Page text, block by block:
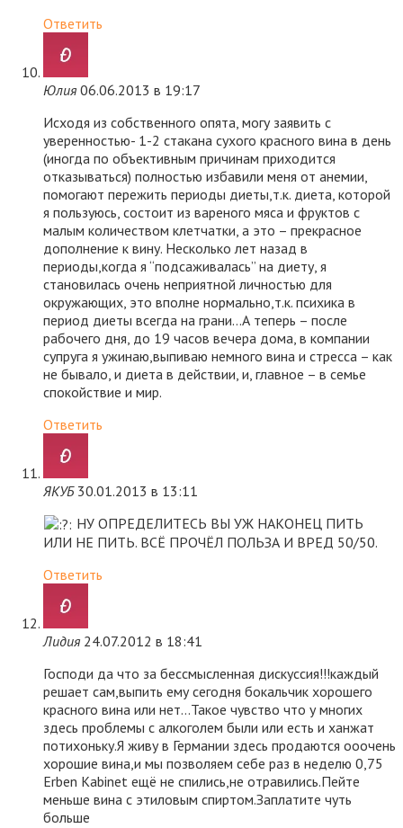
Ответить
Юлия 06.06.2013 в 19:17
Исходя из собственного опята, могу заявить с
уверенностью- 1-2 стакана сухого красного вина в день
(иногда по объективным причинам приходится
отказываться) полностью избавили меня от анемии,
помогают пережить периоды диеты,т.к. диета, которой
я пользуюсь, состоит из вареного мяса и фруктов с
малым количеством клетчатки, а это – прекрасное
дополнение к вину. Несколько лет назад в
периоды,когда я “подсаживалась” на диету, я
становилась очень неприятной личностью для
окружающих, это вполне нормально,т.к. психика в
период диеты всегда на грани…А теперь – после
рабочего дня, до 19 часов вечера дома, в компании
супруга я ужинаю,выпиваю немного вина и стресса – как
не бывало, и диета в действии, и, главное – в семье
спокойствие и мир.
Ответить
ЯКУБ 30.01.2013 в 13:11
НУ ОПРЕДЕЛИТЕСЬ ВЫ УЖ НАКОНЕЦ ПИТЬ
ИЛИ НЕ ПИТЬ. ВСЁ ПРОЧЁЛ ПОЛЬЗА И ВРЕД 50/50.
Ответить
Лидия 24.07.2012 в 18:41
Господи да что за бессмысленная дискуссия!!!каждый
решает сам,выпить ему сегодня бокальчик хорошего
красного вина или нет…Такое чувство что у многих
здесь проблемы с алкоголем были или есть и ханжат
потихоньку.Я живу в Германии здесь продаются ооочень
хорошие вина,и мы позволяем себе раз в неделю 0,75
Erben Kabinet ещё не спились,не отравились.Пейте
меньше вина с этиловым спиртом.Заплатите чуть
больше